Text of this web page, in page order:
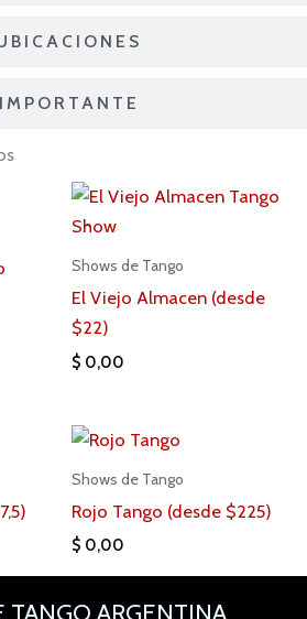
Shows de Tango
El Viejo Almacen (desde
$22)
$ 0,00
Shows de Tango
Rojo Tango (desde $225)
$ 0,00
TANGO ARGENTINA